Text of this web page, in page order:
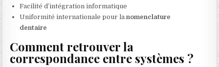
Facilité d’intégration informatique
Uniformité internationale pour lanomenclature
dentaire
Comment retrouver la
correspondance entre systèmes ?